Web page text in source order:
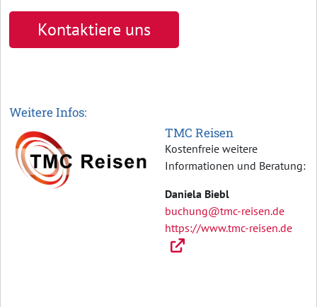
Kontaktiere uns
Weitere Infos:
TMC Reisen
Kostenfreie weitere
Informationen und Beratung:
Daniela Biebl
buchung@tmc-reisen.de
https://www.tmc-reisen.de